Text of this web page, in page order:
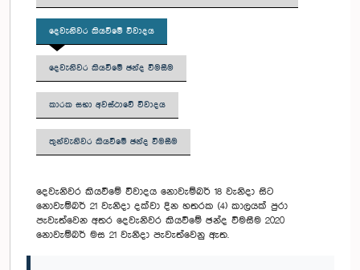
දෙවැනිවර කියවීමේ විවාදය
දෙවැනිවර කියවීමේ ඡන්ද විමසීම
කාරක සභා අවස්ථාවේ විවාදය
තුන්වැනිවර කියවීමේ ඡන්ද විමසීම
දෙවැනිවර කියවීමේ විවාදය නොවැම්බර් 18 වැනිදා සිට
නොවැම්බර් 21 වැනිදා දක්වා දින හතරක (4) කාලයක් පුරා
පැවැත්වෙන අතර දෙවැනිවර කියවීමේ ඡන්ද විමසීම 2020
නොවැම්බර් මස 21 වැනිදා පැවැත්වෙනු ඇත.